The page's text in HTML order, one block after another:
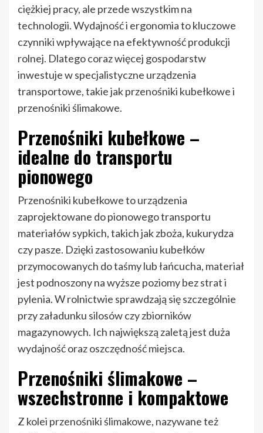
ciężkiej pracy, ale przede wszystkim na
technologii. Wydajność i ergonomia to kluczowe
czynniki wpływające na efektywność produkcji
rolnej. Dlatego coraz więcej gospodarstw
inwestuje w specjalistyczne urządzenia
transportowe, takie jak przenośniki kubełkowe i
przenośniki ślimakowe.
Przenośniki kubełkowe –
idealne do transportu
pionowego
Przenośniki kubełkowe to urządzenia
zaprojektowane do pionowego transportu
materiałów sypkich, takich jak zboża, kukurydza
czy pasze. Dzięki zastosowaniu kubełków
przymocowanych do taśmy lub łańcucha, materiał
jest podnoszony na wyższe poziomy bez strat i
pylenia. W rolnictwie sprawdzają się szczególnie
przy załadunku silosów czy zbiorników
magazynowych. Ich największą zaletą jest duża
wydajność oraz oszczędność miejsca.
Przenośniki ślimakowe –
wszechstronne i kompaktowe
Z kolei przenośniki ślimakowe, nazywane też